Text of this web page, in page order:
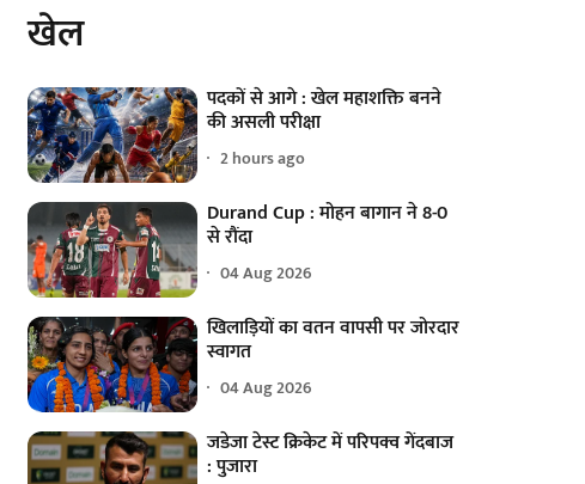
खेल
पदकों से आगे : खेल महाशक्ति बनने
की असली परीक्षा
2 hours ago
Durand Cup : मोहन बागान ने 8-0
से रौंदा
04 Aug 2026
खिलाड़ियों का वतन वापसी पर जोरदार
स्वागत
04 Aug 2026
जडेजा टेस्ट क्रिकेट में परिपक्व गेंदबाज
: पुजारा